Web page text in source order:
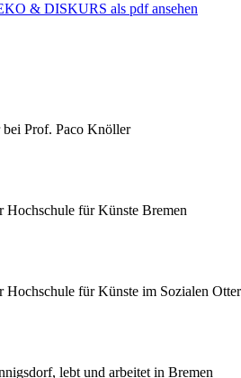
& DISKURS als pdf ansehen
bei Prof. Paco Knöller
Hochschule für Künste Bremen
Hochschule für Künste im Sozialen
lebt und arbeitet in Bremen